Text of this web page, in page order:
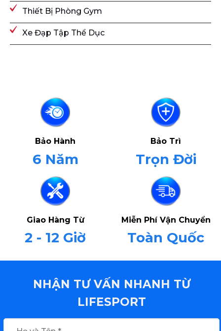
Thiết Bị Phòng Gym
Xe Đạp Tập Thể Dục
Bảo Hành
6 Năm
Bảo Trì
Trọn Đời
Giao Hàng Từ
2 - 12 Giờ
Miễn Phí Vận Chuyển
Toàn Quốc
NHẬN TƯ VẤN NHANH TỪ
LIFESPORT